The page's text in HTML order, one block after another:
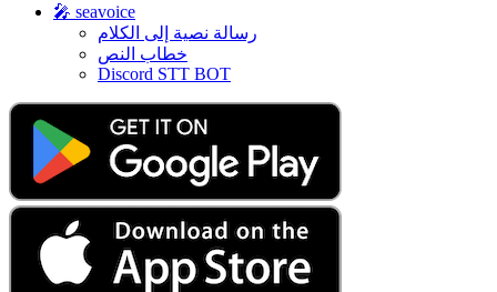
🎤 seavoice
رسالة نصية إلى الكلام
خطاب النص
Discord STT BOT